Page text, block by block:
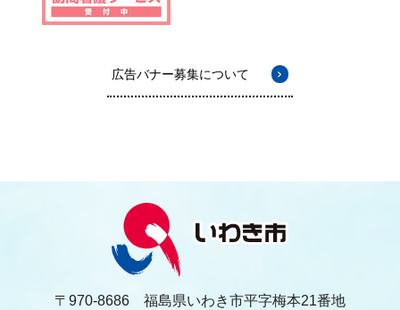
広告バナー募集について
〒970-8686 福島県いわき市平字梅本21番地